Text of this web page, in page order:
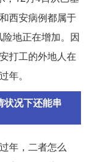
西安病例都属于
地正在增加。因
打工的外地人在
年。
状况下还能串
年，二者怎么